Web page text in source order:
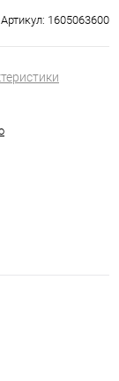
Артикул: 1605063600